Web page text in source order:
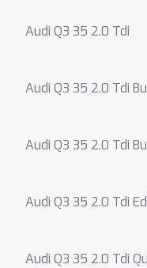
Audi Q3 35 2.0 Tdi
Audi Q3 35 2.0 Tdi
Audi Q3 35 2.0 Tdi
Audi Q3 35 2.0 Tdi
Audi Q3 35 2.0 Tdi